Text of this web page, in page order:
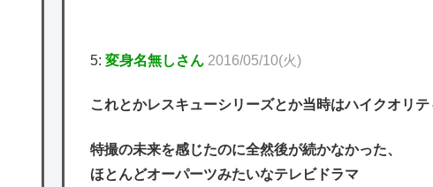
5: 変身名無しさん 2016/05/10(火)
これとかレスキューシリーズとか当時はハイクオリ
特撮の未来を感じたのに全然後が続かなかった、
ほとんどオーパーツみたいなテレビドラマ